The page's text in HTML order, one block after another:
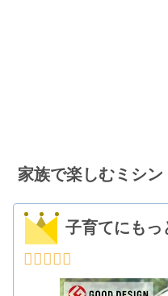
家族で楽しむミシン
子育てにも